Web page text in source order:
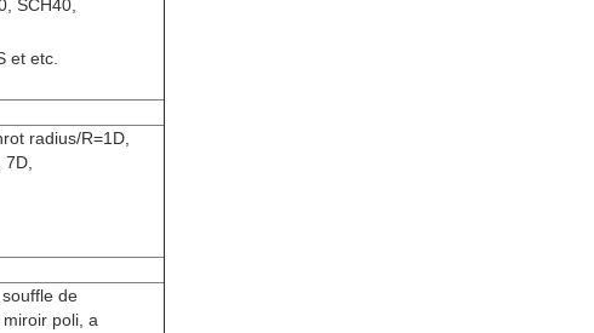
SCH40,
et etc.
radius/R=1D,
de
poli, a